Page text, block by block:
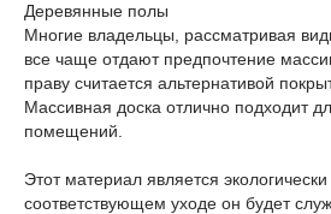
Деревянные полы
Многие владельцы, рассматривая
все чаще отдают предпочтение
праву считается альтернативой
Массивная доска отлично подходит
помещений.
Этот материал является
соответствующем уходе он будет